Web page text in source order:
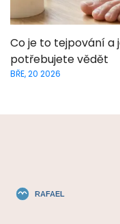
Co je to tejpování a
potřebujete vědět
BŘE, 20 2026